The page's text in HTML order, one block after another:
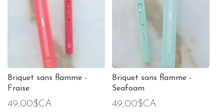
Briquet sans flamme -
Fraise
49,00$CA
Briquet sans flamme -
Seafoam
49,00$CA